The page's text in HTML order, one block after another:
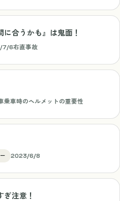
合うかも』は鬼面！
7/6右直事故
乗車時のヘルメットの重要性
2023/6/8
注意！